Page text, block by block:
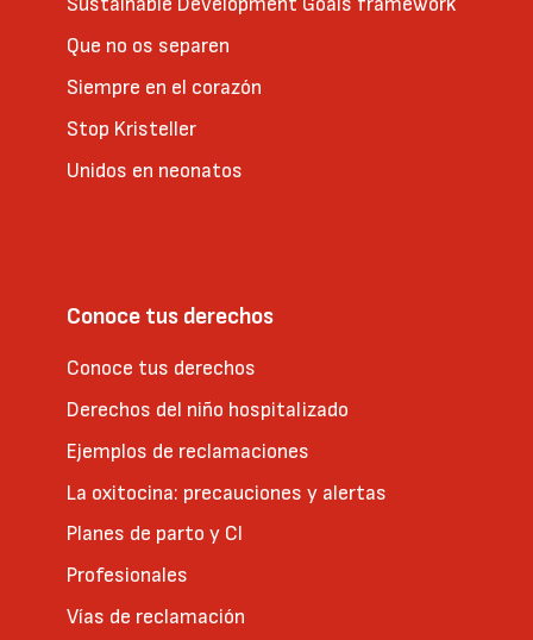
Que no os separen
Siempre en el corazón
Stop Kristeller
Unidos en neonatos
Conoce tus derechos
Conoce tus derechos
Derechos del niño hospitalizado
Ejemplos de reclamaciones
La oxitocina: precauciones y alertas
Planes de parto y CI
Profesionales
Vías de reclamación